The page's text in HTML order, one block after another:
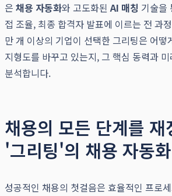
은 채용 자동화와 고도화된AI 매칭 기술을
접 조율, 최종 합격자 발표에 이르는 전 과
만 개 이상의 기업이 선택한 그리팅은 어떻
지형도를 바꾸고 있는지, 그 핵심 동력과
분석합니다.
채용의 모든 단계를 재
'그리팅'의 채용 자동화
성공적인 채용의 첫걸음은 효율적인 프로